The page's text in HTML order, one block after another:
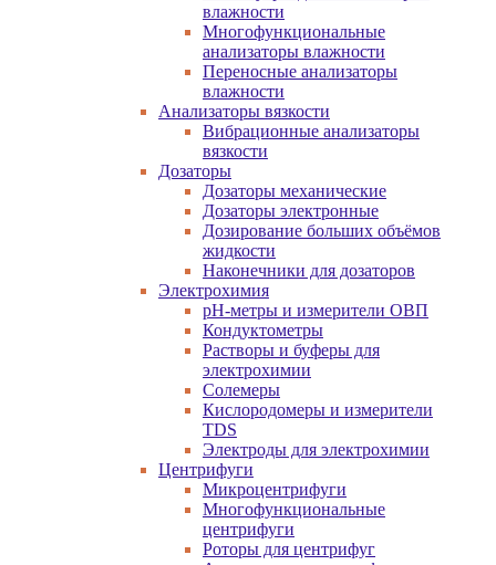
влажности
Многофункциональные
анализаторы влажности
Переносные анализаторы
влажности
Анализаторы вязкости
Вибрационные анализаторы
вязкости
Дозаторы
Дозаторы механические
Дозаторы электронные
Дозирование больших объёмов
жидкости
Наконечники для дозаторов
Электрохимия
pH-метры и измерители ОВП
Кондуктометры
Растворы и буферы для
электрохимии
Солемеры
Кислородомеры и измерители
TDS
Электроды для электрохимии
Центрифуги
Микроцентрифуги
Многофункциональные
центрифуги
Роторы для центрифуг